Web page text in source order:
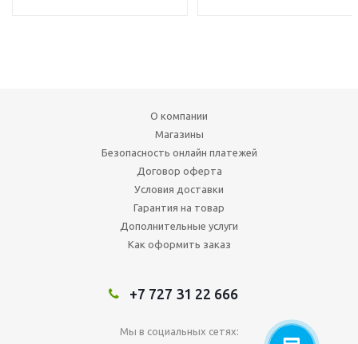
О компании
Магазины
Безопасность онлайн платежей
Договор оферта
Условия доставки
Гарантия на товар
Дополнительные услуги
Как оформить заказ
+7 727 31 22 666
Мы в социальных сетях: